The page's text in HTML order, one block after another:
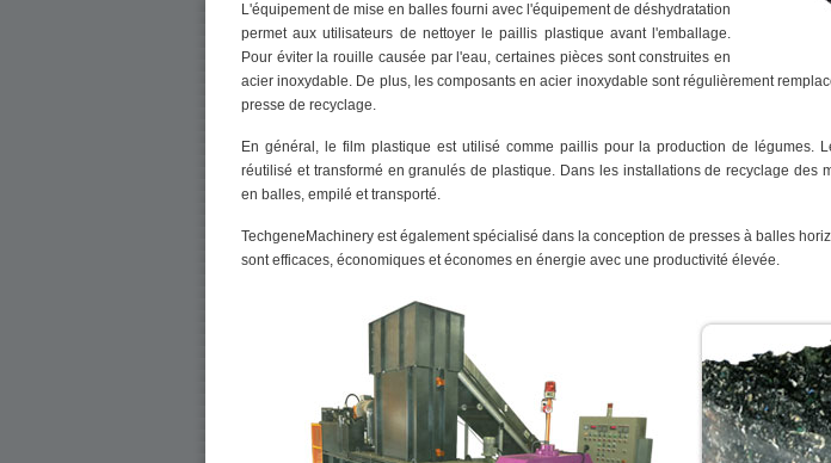
L'équipement de mise en balles fourni avec l'équipement de déshydratation
permet aux utilisateurs de nettoyer le paillis plastique avant l'emballage.
Pour éviter la rouille causée par l'eau, certaines pièces sont construites en
acier inoxydable. De plus, les composants en acier inoxydable sont régulièrement
presse de recyclage.
En général, le film plastique est utilisé comme paillis pour la production de légumes.
réutilisé et transformé en granulés de plastique. Dans les installations de recyclage des
en balles, empilé et transporté.
TechgeneMachinery est également spécialisé dans la conception de presses à balles
sont efficaces, économiques et économes en énergie avec une productivité élevée.